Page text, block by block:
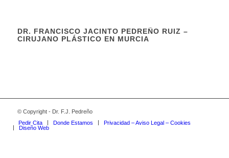
DR. FRANCISCO JACINTO PEDREÑO RUIZ –
CIRUJANO PLÁSTICO EN MURCIA
© Copyright - Dr. F.J. Pedreño
Pedir Cita
Donde Estamos
Privacidad – Aviso Legal – Cookies
Diseño Web